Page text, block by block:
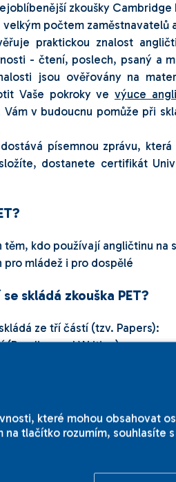
zkoušky Cambridge
velkým počtem
praktickou znalost
- čtení, poslech, psaný a
jsou ověřovány na
Vaše pokroky ve výuce
v budoucnu pomůže při
písemnou zprávu,
dostanete certifikát
těm, kdo používají angličtinu na
pro mládež i pro dospělé
skládá zkouška PET?
ze tří částí (tzv. Papers):
(Reading and Writing)
připravujeme studenty také v
které mohou obsahovat
tlačítko rozumím, souhlasíte